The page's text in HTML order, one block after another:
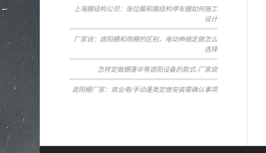
上海膜结构公司：张拉膜和膜结构停车棚如何施工
设计
厂家说：遮阳棚和雨棚的区别，电动伸缩定做怎么
选择
怎样定做棚蓬伞等遮阳设备的款式-厂家说
遮阳棚厂家：商业电/手动蓬类定做安装需确认事项